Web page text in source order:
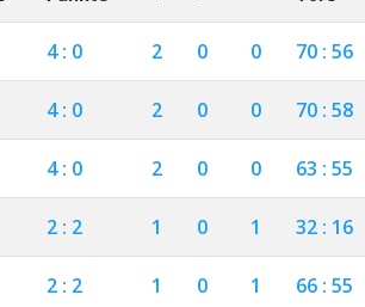
4 : 0 2 0 0 70 : 56
4 : 0 2 0 0 70 : 58
4 : 0 2 0 0 63 : 55
2 : 2 1 0 1 32 : 16
2 : 2 1 0 1 66 : 55